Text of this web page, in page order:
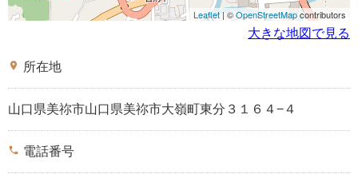
Leaflet | ©OpenStreetMapcontributors
大きな地図で見る
place 所在地
山口県美祢市山口県美祢市大嶺町東分３１６４−４
phone 電話番号